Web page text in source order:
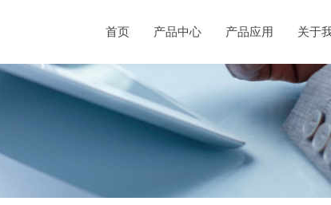
首页 产品中心 产品应用 关于